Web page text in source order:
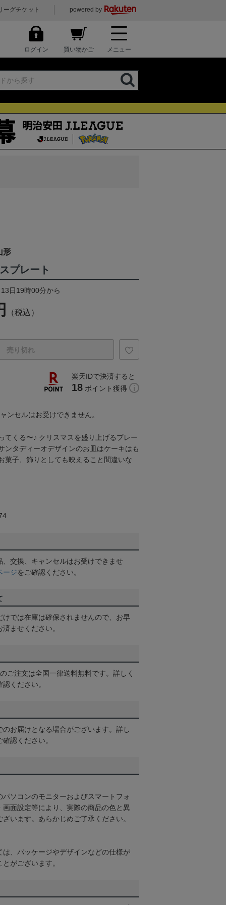
ーグチケット powered by
ログイン 買い物かご メニュー
形
プレート
日19時00分から
（税込）
売り切れ
楽天IDで決済すると
18 ポイント獲得
ンセルはお受けできません。
てくる〜♪ クリスマスを盛り上げるプレー
ンタディーオデザインのお皿はケーキはも
菓子、飾りとしても映えること間違いな
交換、キャンセルはお受けできませ
ージをご確認ください。
けでは在庫は確保されませんので、お早
ませください。
ご注文は全国一律送料無料です。詳しく
認ください。
お届けとなる場合がございます。詳し
確認ください。
ソコンのモニターおよびスマートフォ
画面設定等により、実際の商品の色と異
います。あらかじめご了承ください。
は、パッケージやデザインなどの仕様が
がございます。